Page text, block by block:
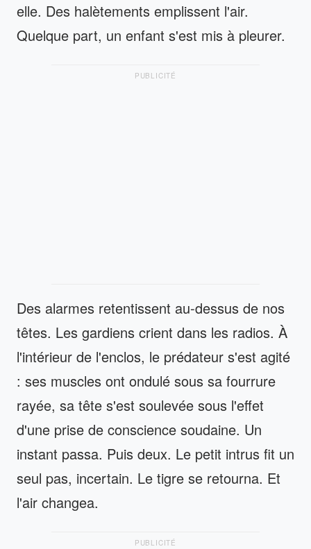
elle. Des halètements emplissent l'air.
Quelque part, un enfant s'est mis à pleurer.
PUBLICITÉ
Des alarmes retentissent au-dessus de nos
têtes. Les gardiens crient dans les radios. À
l'intérieur de l'enclos, le prédateur s'est agité
: ses muscles ont ondulé sous sa fourrure
rayée, sa tête s'est soulevée sous l'effet
d'une prise de conscience soudaine. Un
instant passa. Puis deux. Le petit intrus fit un
seul pas, incertain. Le tigre se retourna. Et
l'air changea.
PUBLICITÉ